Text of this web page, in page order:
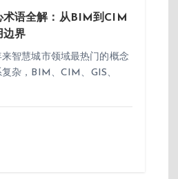
术语全解：从BIM到CIM
边界
智慧城市领域最热门的概念
杂，BIM、CIM、GIS、